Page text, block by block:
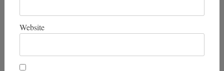
Website